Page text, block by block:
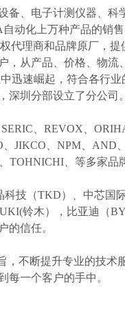
备、电子计测仪器、科
动化上万种产品的销
代理商和品牌原厂，
，从产品、价格、物流
迅速崛起，符合各行
圳分部设立了分公司
、REVOX、
JIKCO、NPM、AND、
、等多家品
技（TKD）、中芯国
铃木），比亚迪（
的信任。
，不断提升专业的技术
每一个客户的手中。